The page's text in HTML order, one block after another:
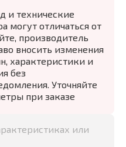
и технические
могут отличаться от
производитель
вносить изменения
характеристики и
без
Уточняйте
при заказе
или